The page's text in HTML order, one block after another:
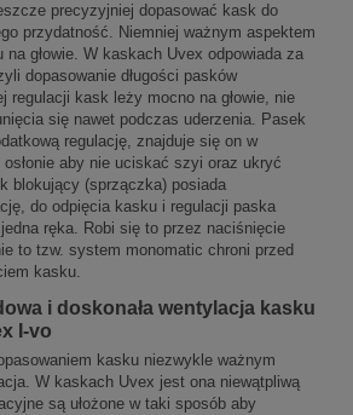
precyzyjniej dopasować kask do
przydatność. Niemniej ważnym aspektem
głowie. W kaskach Uvex odpowiada za
dopasowanie długości pasków
regulacji kask leży mocno na głowie, nie
się nawet podczas uderzenia. Pasek
regulację, znajduje się on w
aby nie uciskać szyi oraz ukryć
blokujący (sprzączka) posiada
do odpięcia kasku i regulacji paska
ręka. Robi się to przez naciśnięcie
to tzw. system monomatic chroni przed
kasku.
i doskonała wentylacja kasku
I-vo
kasku niezwykle ważnym
W kaskach Uvex jest ona niewątpliwą
są ułożone w taki sposób aby